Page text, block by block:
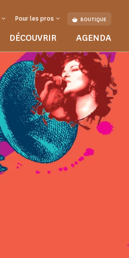
Pour les pros BOUTIQUE
DÉCOUVRIR AGENDA